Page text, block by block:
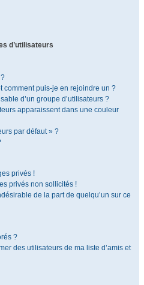
d’utilisateurs
comment puis-je en rejoindre un ?
d’un groupe d’utilisateurs ?
apparaissent dans une couleur
par défaut » ?
privés !
privés non sollicités !
de la part de quelqu’un sur ce
?
des utilisateurs de ma liste d’amis et